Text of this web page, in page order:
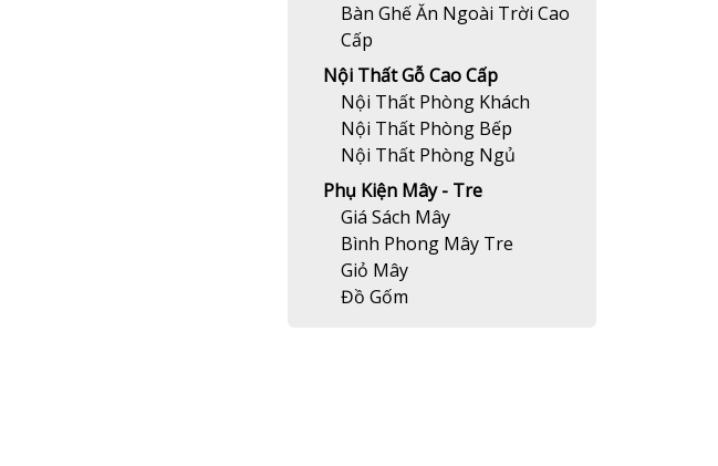
Bàn Ghế Ăn Ngoài Trời Cao
Cấp
Nội Thất Gỗ Cao Cấp
Nội Thất Phòng Khách
Nội Thất Phòng Bếp
Nội Thất Phòng Ngủ
Phụ Kiện Mây - Tre
Giá Sách Mây
Bình Phong Mây Tre
Giỏ Mây
Đồ Gốm